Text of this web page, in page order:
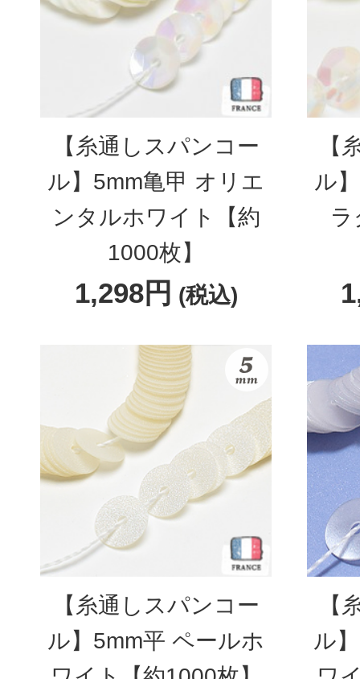
【糸通しスパンコー
ル】5mm亀甲 オリエ
ンタルホワイト【約
1000枚】
1,298円 (税込)
【
ル
【糸通しスパンコー
ル】5mm平 ペールホ
【
ル